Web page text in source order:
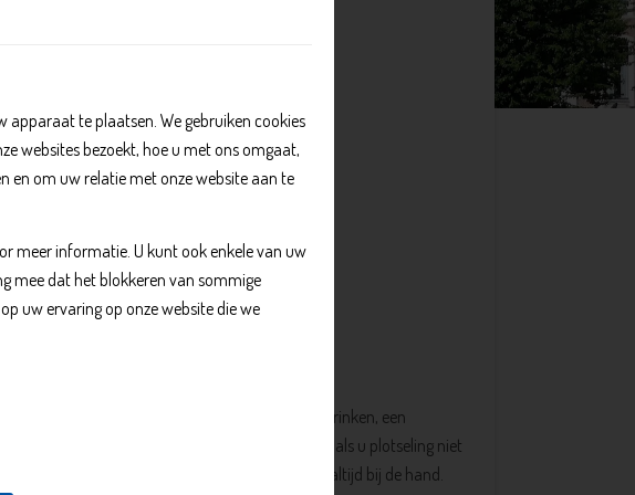
apparaat te plaatsen. We gebruiken cookies
websites bezoekt, hoe u met ons omgaat,
en om uw relatie met onze website aan te
meer informatie. U kunt ook enkele van uw
mee dat het blokkeren van sommige
uw ervaring op onze website die we
opruimen, een klusje doen. Of ergens koffie drinken, een
en vrijheid is veel waard. Maar wat als u plotseling niet
veilig voelt. U heeft uw telefoon of mobiel niet altijd bij de hand.